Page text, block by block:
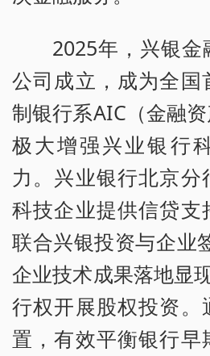
2025年，兴银
公司成立，成为全国
制银行系AIC（金融
极大增强兴业银行
力。兴业银行北京分
科技企业提供信贷支
联合兴银投资与企业
企业技术成果落地显
行权开展股权投资。
置，有效平衡银行早